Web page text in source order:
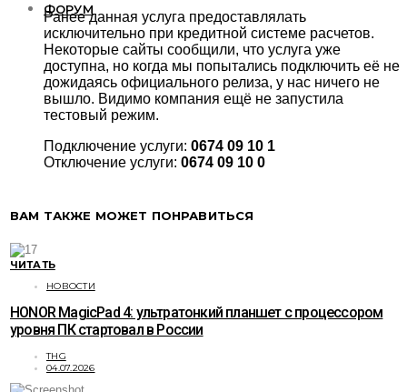
ФОРУМ
Ранее данная услуга предоставлялать
исключительно при кредитной системе расчетов.
Некоторые сайты сообщили, что услуга уже
доступна, но когда мы попытались подключить её не
дожидаясь официального релиза, у нас ничего не
вышло. Видимо компания ещё не запустила
тестовый режим.
Подключение услуги: 0674 09 10 1
Отключение услуги: 0674 09 10 0
ВАМ ТАКЖЕ МОЖЕТ ПОНРАВИТЬСЯ
ЧИТАТЬ
НОВОСТИ
HONOR MagicPad 4: ультратонкий планшет с процессором
уровня ПК стартовал в России
THG
04.07.2026